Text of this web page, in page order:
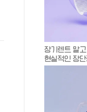
장기렌트 말
현실적인 장